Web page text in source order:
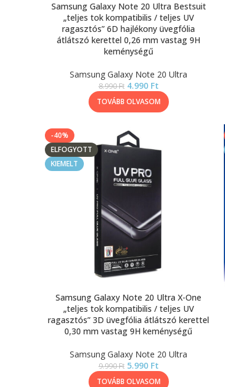
Samsung Galaxy Note 20 Ultra Bestsuit
„teljes tok kompatibilis / teljes UV
ragasztós” 6D hajlékony üvegfólia
átlátszó kerettel 0,26 mm vastag 9H
keménységű
Samsung Galaxy Note 20 Ultra
8.990Ft 4.990 Ft
TOVÁBB OLVASOM
-40%
ELFOGYOTT
KIEMELT
Samsung Galaxy Note 20 Ultra X-One
„teljes tok kompatibilis / teljes UV
ragasztós” 3D üvegfólia átlátszó kerettel
0,30 mm vastag 9H keménységű
Samsung Galaxy Note 20 Ultra
9.990Ft 5.990 Ft
TOVÁBB OLVASOM